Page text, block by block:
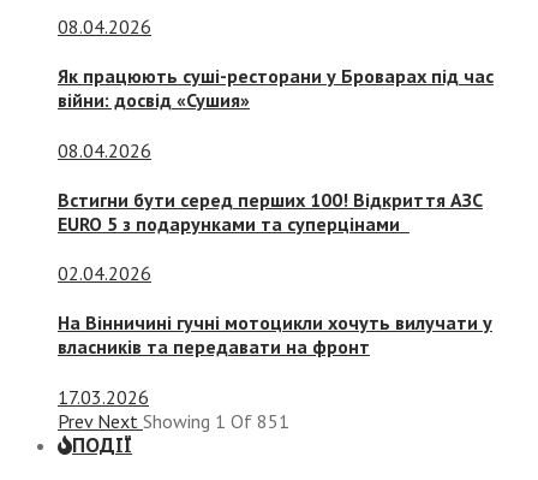
08.04.2026
Як працюють суші-ресторани у Броварах під час
війни: досвід «Сушия»
08.04.2026
Встигни бути серед перших 100! Відкриття АЗС
EURO 5 з подарунками та суперцінами
02.04.2026
На Вінничині гучні мотоцикли хочуть вилучати у
власників та передавати на фронт
17.03.2026
Prev Next Showing 1 Of 851
ПОДІЇ